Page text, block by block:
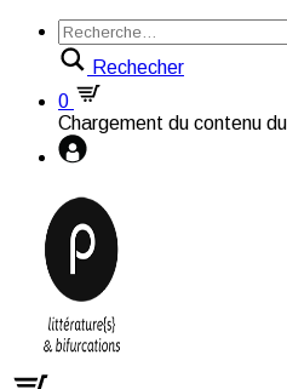
Rechecher
0
Chargement du contenu